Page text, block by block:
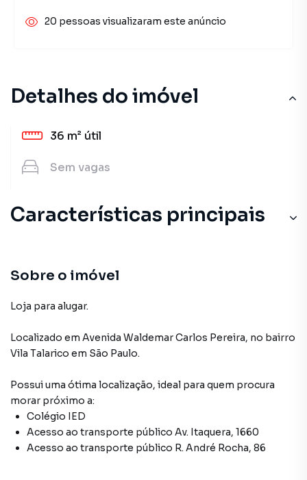
Detalhes do imóvel
36 m² útil
Sem vagas
Características principais
Sobre o imóvel
Loja para alugar.
Localizado em Avenida Waldemar Carlos Pereira, no bairro
Vila Talarico em São Paulo.
Possui uma ótima localização, ideal para quem procura
morar próximo a:
Colégio IED
Acesso ao transporte público Av. Itaquera, 1660
Acesso ao transporte público R. André Rocha, 86
20 pessoas visualizaram este anúncio